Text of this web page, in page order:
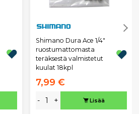
Shimano Dura Ace 1/4"
ruostumattomasta
teräksestä valmistetut
kuulat 18kpl
7,99 €
- + Lisää